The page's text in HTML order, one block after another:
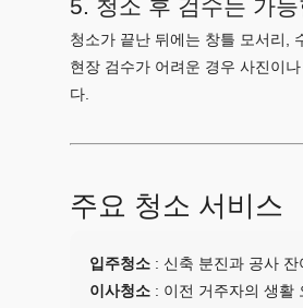
5. 청소 후 검수는 가
청소가 끝난 뒤에는 창틀 모서리,
현장 검수가 어려운 경우 사진이
다.
주요 청소 서비스
입주청소 : 신축 분진과 공사
이사청소 : 이전 거주자의 생활